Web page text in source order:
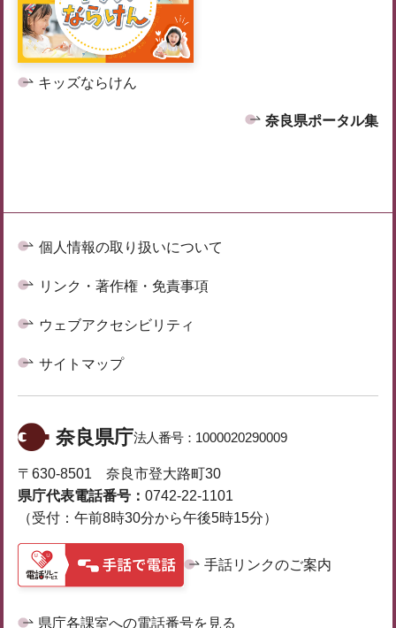
キッズならけん
奈良県ポータル集
個人情報の取り扱いについて
リンク・著作権・免責事項
ウェブアクセシビリティ
サイトマップ
奈良県庁法人番号： 1000020290009
〒630-8501 奈良市登大路町30
県庁代表電話番号： 0742-22-1101
（受付：午前8時30分から午後5時15分）
手話リンクのご案内
県庁各課室への電話番号を見る